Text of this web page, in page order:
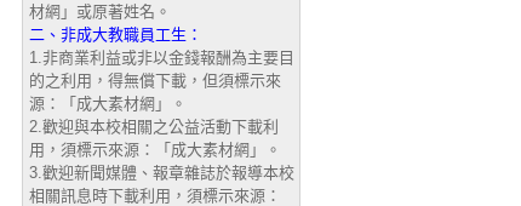
材網」或原著姓名。
二、非成大教職員工生：
1.非商業利益或非以金錢報酬為主要目
的之利用，得無償下載，但須標示來
源：「成大素材網」。
2.歡迎與本校相關之公益活動下載利
用，須標示來源：「成大素材網」。
3.歡迎新聞媒體、報章雜誌於報導本校
相關訊息時下載利用，須標示來源：